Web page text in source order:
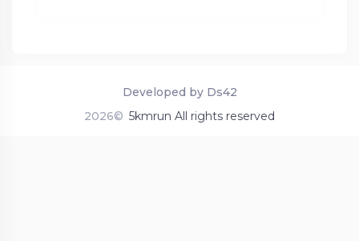
2026© 5kmrun All rights reserved
Developed by Ds42